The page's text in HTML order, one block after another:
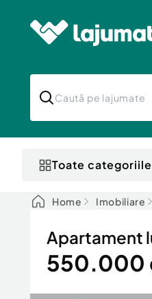
Toate categoriile
Home Imobiliare
Apartament
550.000